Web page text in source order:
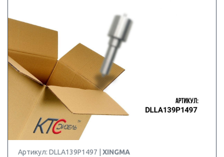
Артикул: DLLA139P1497 | XINGMA